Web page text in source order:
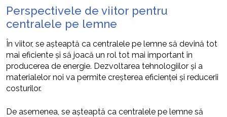
Perspectivele de viitor pentru
centralele pe lemne
În viitor, se așteaptă ca centralele pe lemne să devină tot
mai eficiente și să joacă un rol tot mai important în
producerea de energie. Dezvoltarea tehnologiilor și a
materialelor noi va permite creșterea eficienței și reducerii
costurilor.
De asemenea, se așteaptă ca centralele pe lemne să